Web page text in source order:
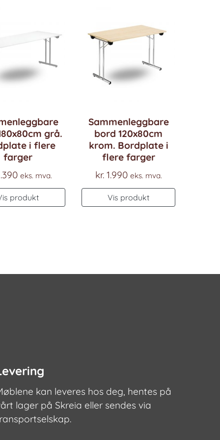
grå.
i flere
farger
eks. mva.
produkt
Dette
produktet
kan
Sammenleggbare
bord 120x80cm
krom. Bordplate i
flere farger
kr.1.990 eks. mva.
Vis produkt
Dette
produktet
kan
kan leveres hos deg, hentes på
lager på Skreia eller sendes via